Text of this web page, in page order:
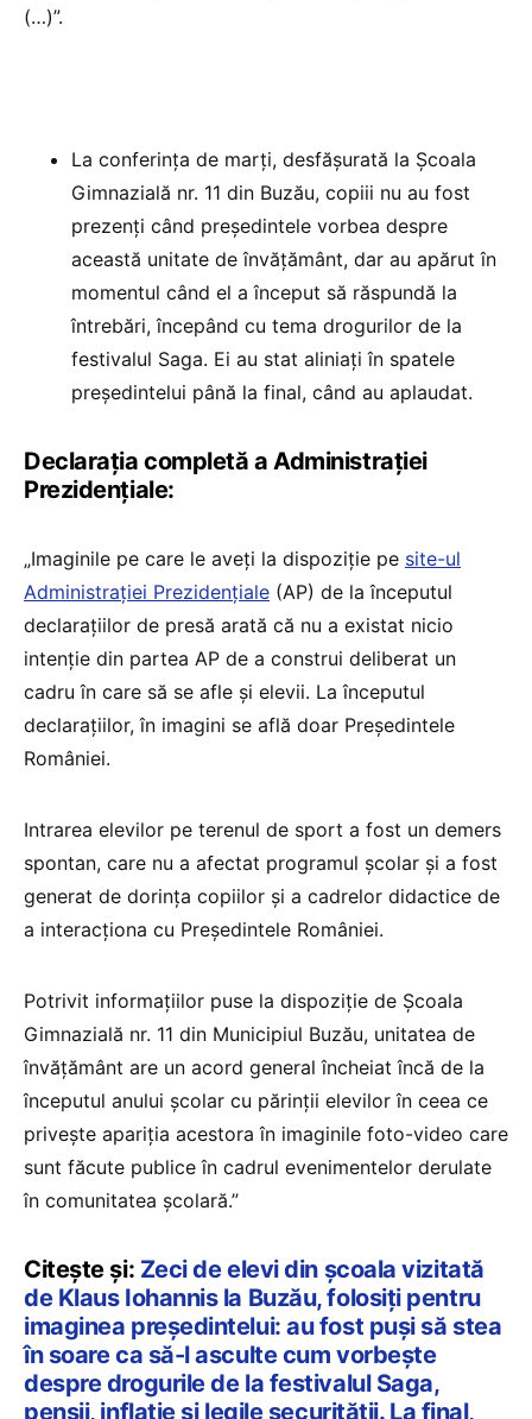
(…)”.
La conferința de marți, desfășurată la Școala
Gimnazială nr. 11 din Buzău, copiii nu au fost
prezenți când președintele vorbea despre
această unitate de învățământ, dar au apărut în
momentul când el a început să răspundă la
întrebări, începând cu tema drogurilor de la
festivalul Saga. Ei au stat aliniați în spatele
președintelui până la final, când au aplaudat.
Declarația completă a Administrației
Prezidențiale:
„Imaginile pe care le aveți la dispoziție pe site-ul
Administrației Prezidențiale (AP) de la începutul
declarațiilor de presă arată că nu a existat nicio
intenție din partea AP de a construi deliberat un
cadru în care să se afle și elevii. La începutul
declarațiilor, în imagini se află doar Președintele
României.
Intrarea elevilor pe terenul de sport a fost un demers
spontan, care nu a afectat programul școlar și a fost
generat de dorința copiilor și a cadrelor didactice de
a interacționa cu Președintele României.
Potrivit informațiilor puse la dispoziție de Școala
Gimnazială nr. 11 din Municipiul Buzău, unitatea de
învățământ are un acord general încheiat încă de la
începutul anului școlar cu părinții elevilor în ceea ce
privește apariția acestora în imaginile foto-video care
sunt făcute publice în cadrul evenimentelor derulate
în comunitatea școlară.”
Citește și: Zeci de elevi din școala vizitată
de Klaus Iohannis la Buzău, folosiți pentru
imaginea președintelui: au fost puși să stea
în soare ca să-l asculte cum vorbește
despre drogurile de la festivalul Saga,
pensii, inflație și legile securității. La final,